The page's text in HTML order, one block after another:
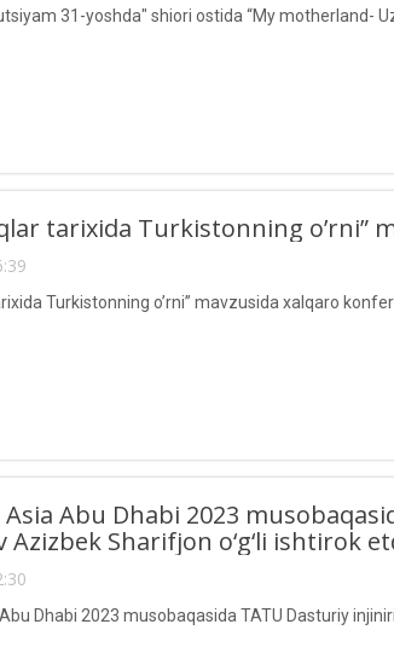
31-yoshda" shiori ostida “My motherland-
tarixida Turkistonning o’rni”
Turkistonning o’rni” mavzusida xalqaro
Asia Abu Dhabi 2023
Azizbek Sharifjon o‘g‘li ishtirok
Dhabi 2023 musobaqasida TATU Dasturiy